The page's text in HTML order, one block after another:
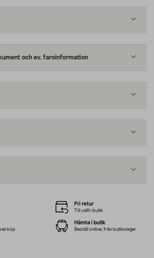
och ev. faroinformation
Fri retur
Till valfri butik
köp
Hämta i butik
Beställ online, från butikslager